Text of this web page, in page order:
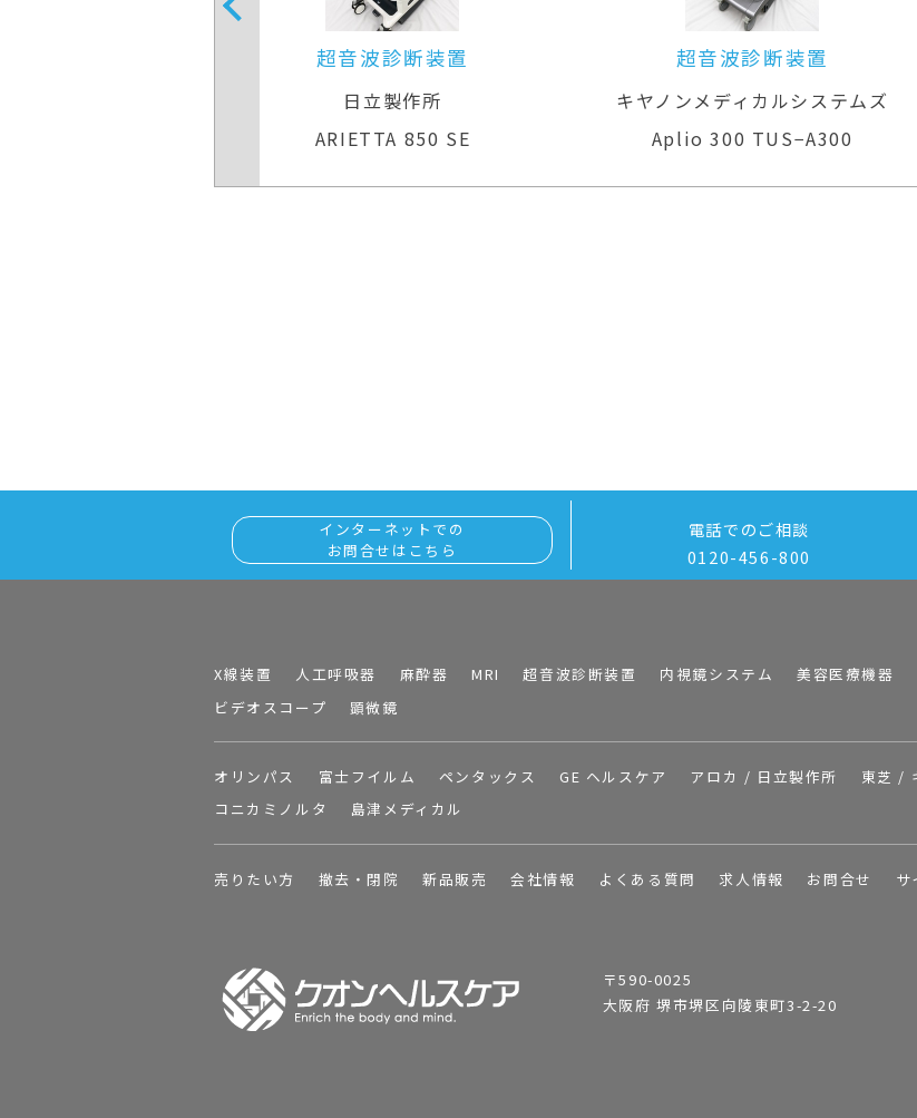
超音波診断装置
キヤノンメディカルシステムズ
Aplio 300 TUS−A300
超音波診断装置（カラードプラ）
GEヘルスケア
LOGIQ P6
インターネットでの
お問合せはこちら
電話でのご相談
0120-456-800
X線装置 人工呼吸器 麻酔器 MRI 超音波診断装置 内視鏡システム 美容医療機器
ビデオスコープ
顕微鏡
オリンパス 富士フイルム ペンタックス GE ヘルスケア アロカ / 日立製作所 東芝 /
コニカミノルタ
島津メディカル
売りたい方 撤去・閉院 新品販売 会社情報 よくある質問 求人情報 お問合せ サ
〒590-0025
大阪府 堺市堺区向陵東町3-2-20